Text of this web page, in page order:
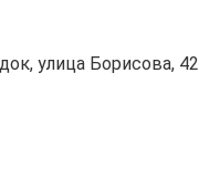
улица Борисова, 42